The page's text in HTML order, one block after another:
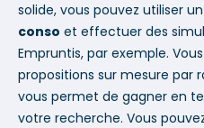
solide, vous pouvez utiliser un
conso et effectuer des
Empruntis, par exemple.
propositions sur mesure par
vous permet de gagner en
votre recherche. Vous